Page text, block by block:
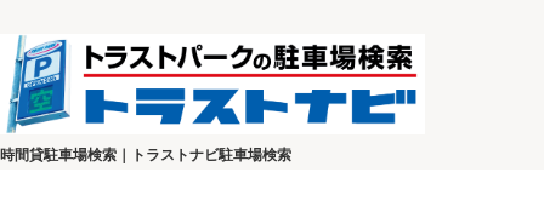
時間貸駐車場検索｜トラストナビ駐車場検索